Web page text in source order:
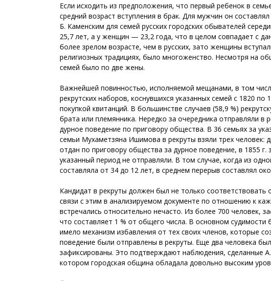
Если исходить из предположения, что первый ребенок в
средний возраст вступления в брак. Для мужчин он
Б. Каменским для семей русских городских обывателей
25,7 лет, а у женщин — 23,2 года, что в целом совпадает с
более зрелом возрасте, чем в русских, зато женщины
религиозных традициях, было многоженство. Несмотря на
семей было по две жены.
Важнейшей повинностью, исполняемой мещанами, в том
рекрутских наборов, коснувшихся указанных семей с 1820
покупкой квитанций. В большинстве случаев (58,9 %)
брата или племянника. Нередко за очередника отправляли
дурное поведение по приговору общества. В 36 семьях за
семьи Мухаметзяна Ишимова в рекруты взяли трех человек:
отдан по приговору общества за дурное поведение, в 1855
указанный период не отправляли. В том случае, когда из
составляла от 34 до 12 лет, в среднем перерыв составлял
Кандидат в рекруты должен был не только
связи с этим в анализируемом документе по отношению к
встречались относительно нечасто. Из более 700 человек,
что составляет 1 % от общего числа. В основном
имело механизм избавления от тех своих членов, которые
поведение были отправлены в рекруты. Еще два человека
зафиксированы. Это подтверждают наблюдения, сделанные
котором городская община обладала довольно высоким